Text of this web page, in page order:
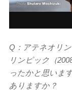
Q：アテネオリ
リンピック（
ったかと思いま
ありますか？